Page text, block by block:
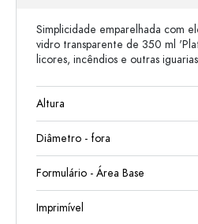
Simplicidade emparelhada com
vidro transparente de 350 ml
licores, incêndios e outras
Altura
Diâmetro - fora
Formulário - Área Base
Imprimível